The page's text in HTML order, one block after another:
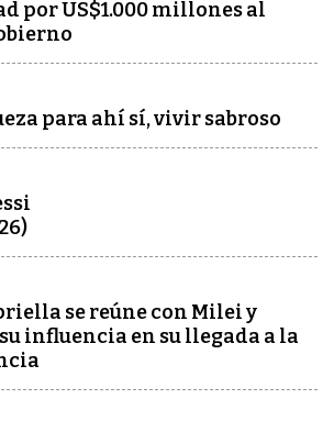
por US$1.000 millones al
para ahí sí, vivir sabroso
se reúne con Milei y
influencia en su llegada a la